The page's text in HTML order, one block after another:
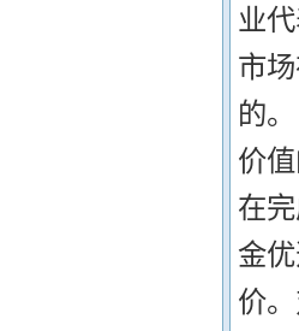
业
市
的
价
在
金
价